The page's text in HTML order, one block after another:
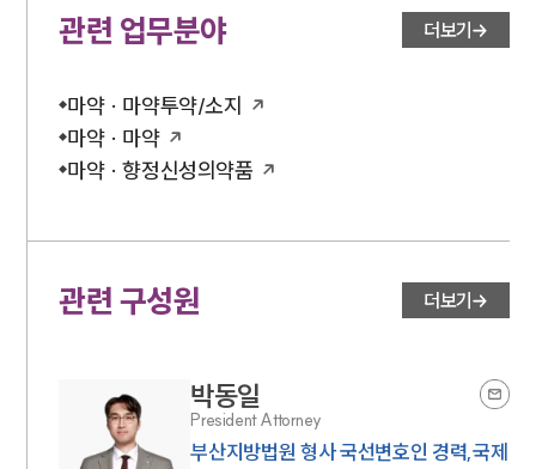
관련 업무분야 더보기
마약 · 마약투약/소지
마약 · 마약
마약 · 향정신성의약품
관련 구성원 더보기
박동일
President Attorney
부산지방법원 형사 국선변호인 경력,국제